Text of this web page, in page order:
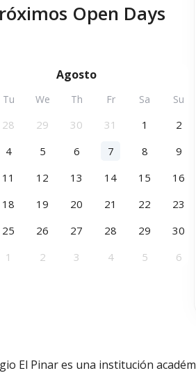
Open Days
Agosto
Tu We Th Fr Sa Su
28 29 30 31 1
2
4 5 6 7 8
9
11 12 13 14 15
16
18 19 20 21 22
23
25 26 27 28 29
30
1 2 3 4 5 6
El Pinar es una institución